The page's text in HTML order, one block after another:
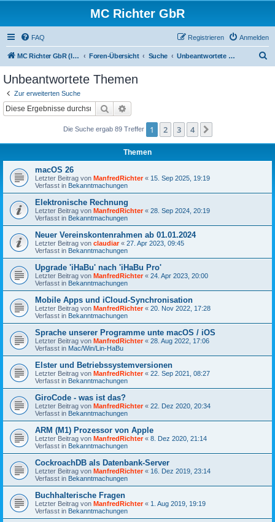
MC Richter GbR
FAQ Anmelden
Registrieren
MC Richter GbR (Impressum / Datenschutz) Foren-Übersicht Suche Unbeantwortete Themen
Unbeantwortete Themen
Zur erweiterten Suche
Suche
Die Suche ergab 89 Treffer 1 2 3 4
Themen
macOS 26
Letzter Beitrag von ManfredRichter« 15. Sep 2025, 19:19
Verfasst in Bekanntmachungen
Elektronische Rechnung
Letzter Beitrag von ManfredRichter« 28. Sep 2024, 20:19
Verfasst in Bekanntmachungen
Neuer Vereinskontenrahmen ab 01.01.2024
Letzter Beitrag von claudiar« 27. Apr 2023, 09:45
Verfasst in Bekanntmachungen
Upgrade 'iHaBu' nach 'iHaBu Pro'
Letzter Beitrag von ManfredRichter« 24. Apr 2023, 20:00
Verfasst in Bekanntmachungen
Mobile Apps und iCloud-Synchronisation
Letzter Beitrag von ManfredRichter« 20. Nov 2022, 17:28
Verfasst in Bekanntmachungen
Sprache unserer Programme unte macOS / iOS
Letzter Beitrag von ManfredRichter« 28. Aug 2022, 17:06
Verfasst in Mac/Win/Lin-HaBu
Elster und Betriebssystemversionen
Letzter Beitrag von ManfredRichter« 22. Sep 2021, 08:27
Verfasst in Bekanntmachungen
GiroCode - was ist das?
Letzter Beitrag von ManfredRichter« 22. Dez 2020, 20:34
Verfasst in Bekanntmachungen
ARM (M1) Prozessor von Apple
Letzter Beitrag von ManfredRichter« 8. Dez 2020, 21:14
Verfasst in Bekanntmachungen
CockroachDB als Datenbank-Server
Letzter Beitrag von ManfredRichter« 16. Dez 2019, 23:14
Verfasst in Bekanntmachungen
Buchhalterische Fragen
Letzter Beitrag von ManfredRichter« 1. Aug 2019, 19:19
Verfasst in Bekanntmachungen